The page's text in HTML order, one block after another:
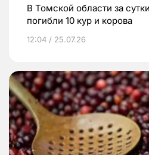
В Томской области за
погибли 10 кур и корова
12:04 / 25.07.26